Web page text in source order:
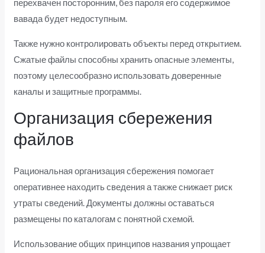
перехвачен посторонним, без пароля его содержимое
вавада будет недоступным.
Также нужно контролировать объекты перед открытием.
Сжатые файлы способны хранить опасные элементы,
поэтому целесообразно использовать доверенные
каналы и защитные программы.
Организация сбережения
файлов
Рациональная организация сбережения помогает
оперативнее находить сведения а также снижает риск
утраты сведений. Документы должны оставаться
размещены по каталогам с понятной схемой.
Использование общих принципов названия упрощает